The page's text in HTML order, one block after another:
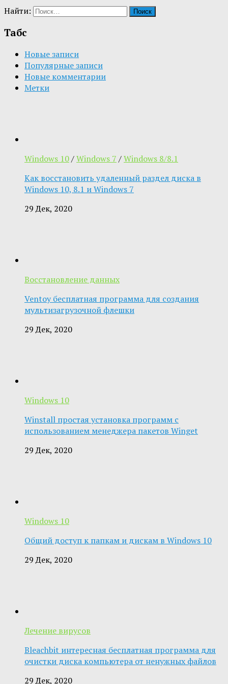
Найти:
Табс
Новые записи
Популярные записи
Новые комментарии
Метки
Windows 10/Windows 7 /Windows 8/8.1
Как восстановить удаленный раздел диска в
Windows 10, 8.1 и Windows 7
29 Дек, 2020
Восстановление данных
Ventoy бесплатная программа для создания
мультизагрузочной флешки
29 Дек, 2020
Windows 10
Winstall простая установка программ с
использованием менеджера пакетов Winget
29 Дек, 2020
Windows 10
Общий доступ к папкам и дискам в Windows 10
29 Дек, 2020
Лечение вирусов
Bleachbit интересная бесплатная программа для
очистки диска компьютера от ненужных файлов
29 Дек, 2020